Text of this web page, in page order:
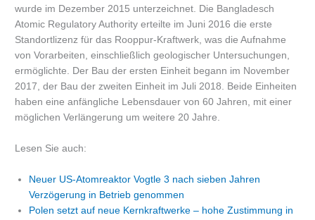
wurde im Dezember 2015 unterzeichnet. Die Bangladesch
Atomic Regulatory Authority erteilte im Juni 2016 die erste
Standortlizenz für das Rooppur-Kraftwerk, was die Aufnahme
von Vorarbeiten, einschließlich geologischer Untersuchungen,
ermöglichte. Der Bau der ersten Einheit begann im November
2017, der Bau der zweiten Einheit im Juli 2018. Beide Einheiten
haben eine anfängliche Lebensdauer von 60 Jahren, mit einer
möglichen Verlängerung um weitere 20 Jahre.
Lesen Sie auch:
Neuer US-Atomreaktor Vogtle 3 nach sieben Jahren
Verzögerung in Betrieb genommen
Polen setzt auf neue Kernkraftwerke – hohe Zustimmung in